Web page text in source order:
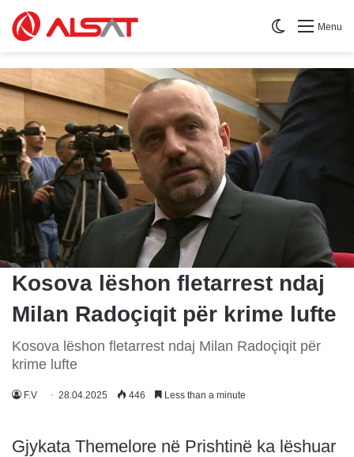
Menu
Switch skin
​Kosova lëshon fletarrest ndaj
Milan Radoçiqit për krime lufte
​Kosova lëshon fletarrest ndaj Milan Radoçiqit për
krime lufte
F.V 28.04.2025 446 Less than a minute
Gjykata Themelore në Prishtinë ka lëshuar